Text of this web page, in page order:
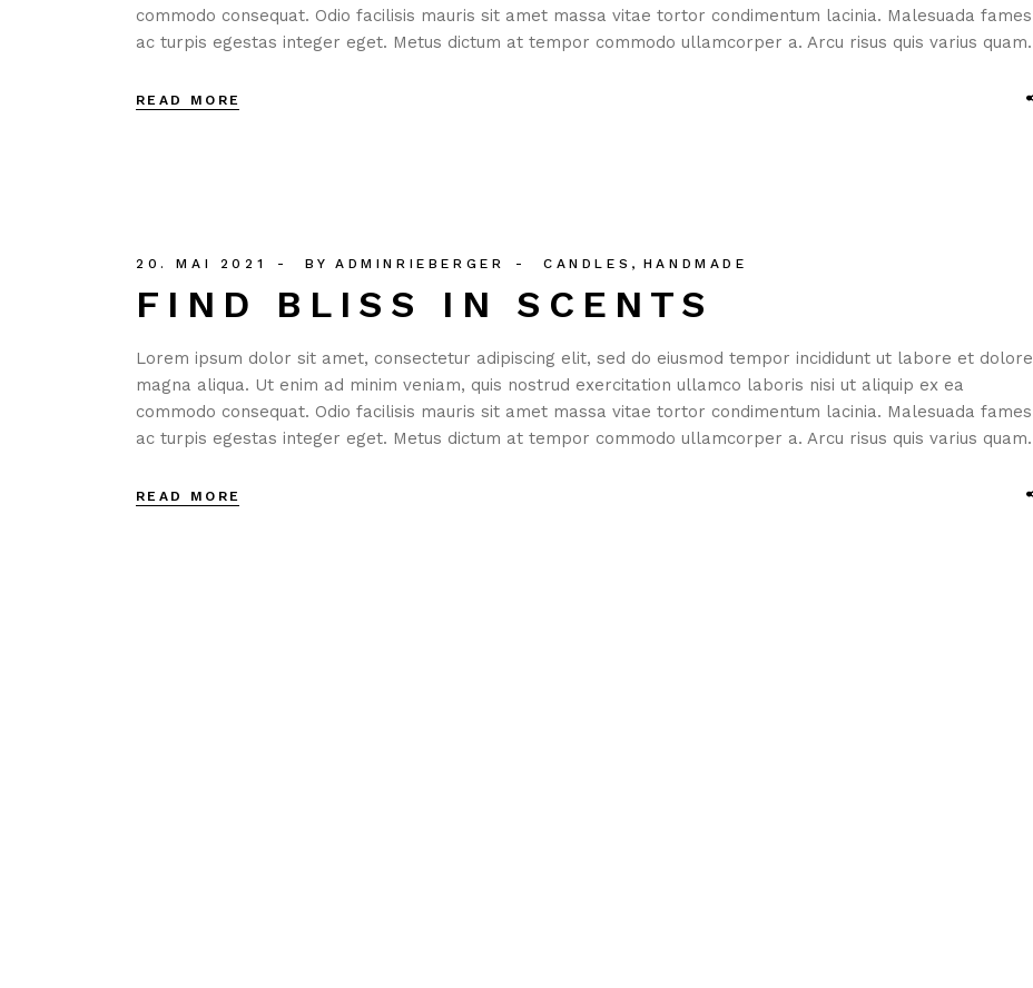
commodo consequat. Odio facilisis mauris sit amet massa vitae tortor condimentum lacinia. Malesuada fames
ac turpis egestas integer eget. Metus dictum at tempor commodo ullamcorper a. Arcu risus quis varius quam.
READ MORE
20. MAI 2021 BY ADMINRIEBERGER CANDLES HANDMADE
FIND BLISS IN SCENTS
Lorem ipsum dolor sit amet, consectetur adipiscing elit, sed do eiusmod tempor incididunt ut labore et dolore
magna aliqua. Ut enim ad minim veniam, quis nostrud exercitation ullamco laboris nisi ut aliquip ex ea
commodo consequat. Odio facilisis mauris sit amet massa vitae tortor condimentum lacinia. Malesuada fames
ac turpis egestas integer eget. Metus dictum at tempor commodo ullamcorper a. Arcu risus quis varius quam.
READ MORE